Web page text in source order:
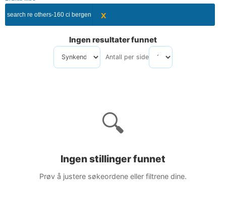
search re others-160 ci bergen x
Ingen resultater funnet
Sort by
Antall per side
🔍
Ingen stillinger funnet
Prøv å justere søkeordene eller filtrene dine.